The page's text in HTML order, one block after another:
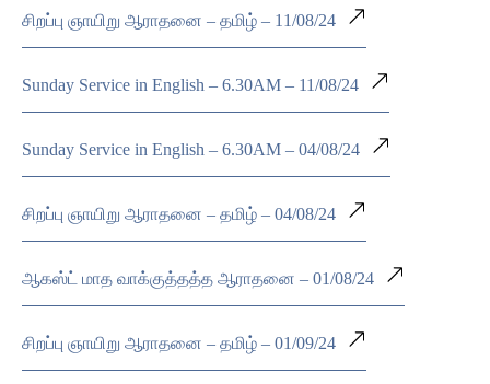
சிறப்பு ஞாயிறு ஆராதனை – தமிழ் – 11/08/24
Sunday Service in English – 6.30AM – 11/08/24
Sunday Service in English – 6.30AM – 04/08/24
சிறப்பு ஞாயிறு ஆராதனை – தமிழ் – 04/08/24
ஆகஸ்ட் மாத வாக்குத்தத்த ஆராதனை – 01/08/24
சிறப்பு ஞாயிறு ஆராதனை – தமிழ் – 01/09/24